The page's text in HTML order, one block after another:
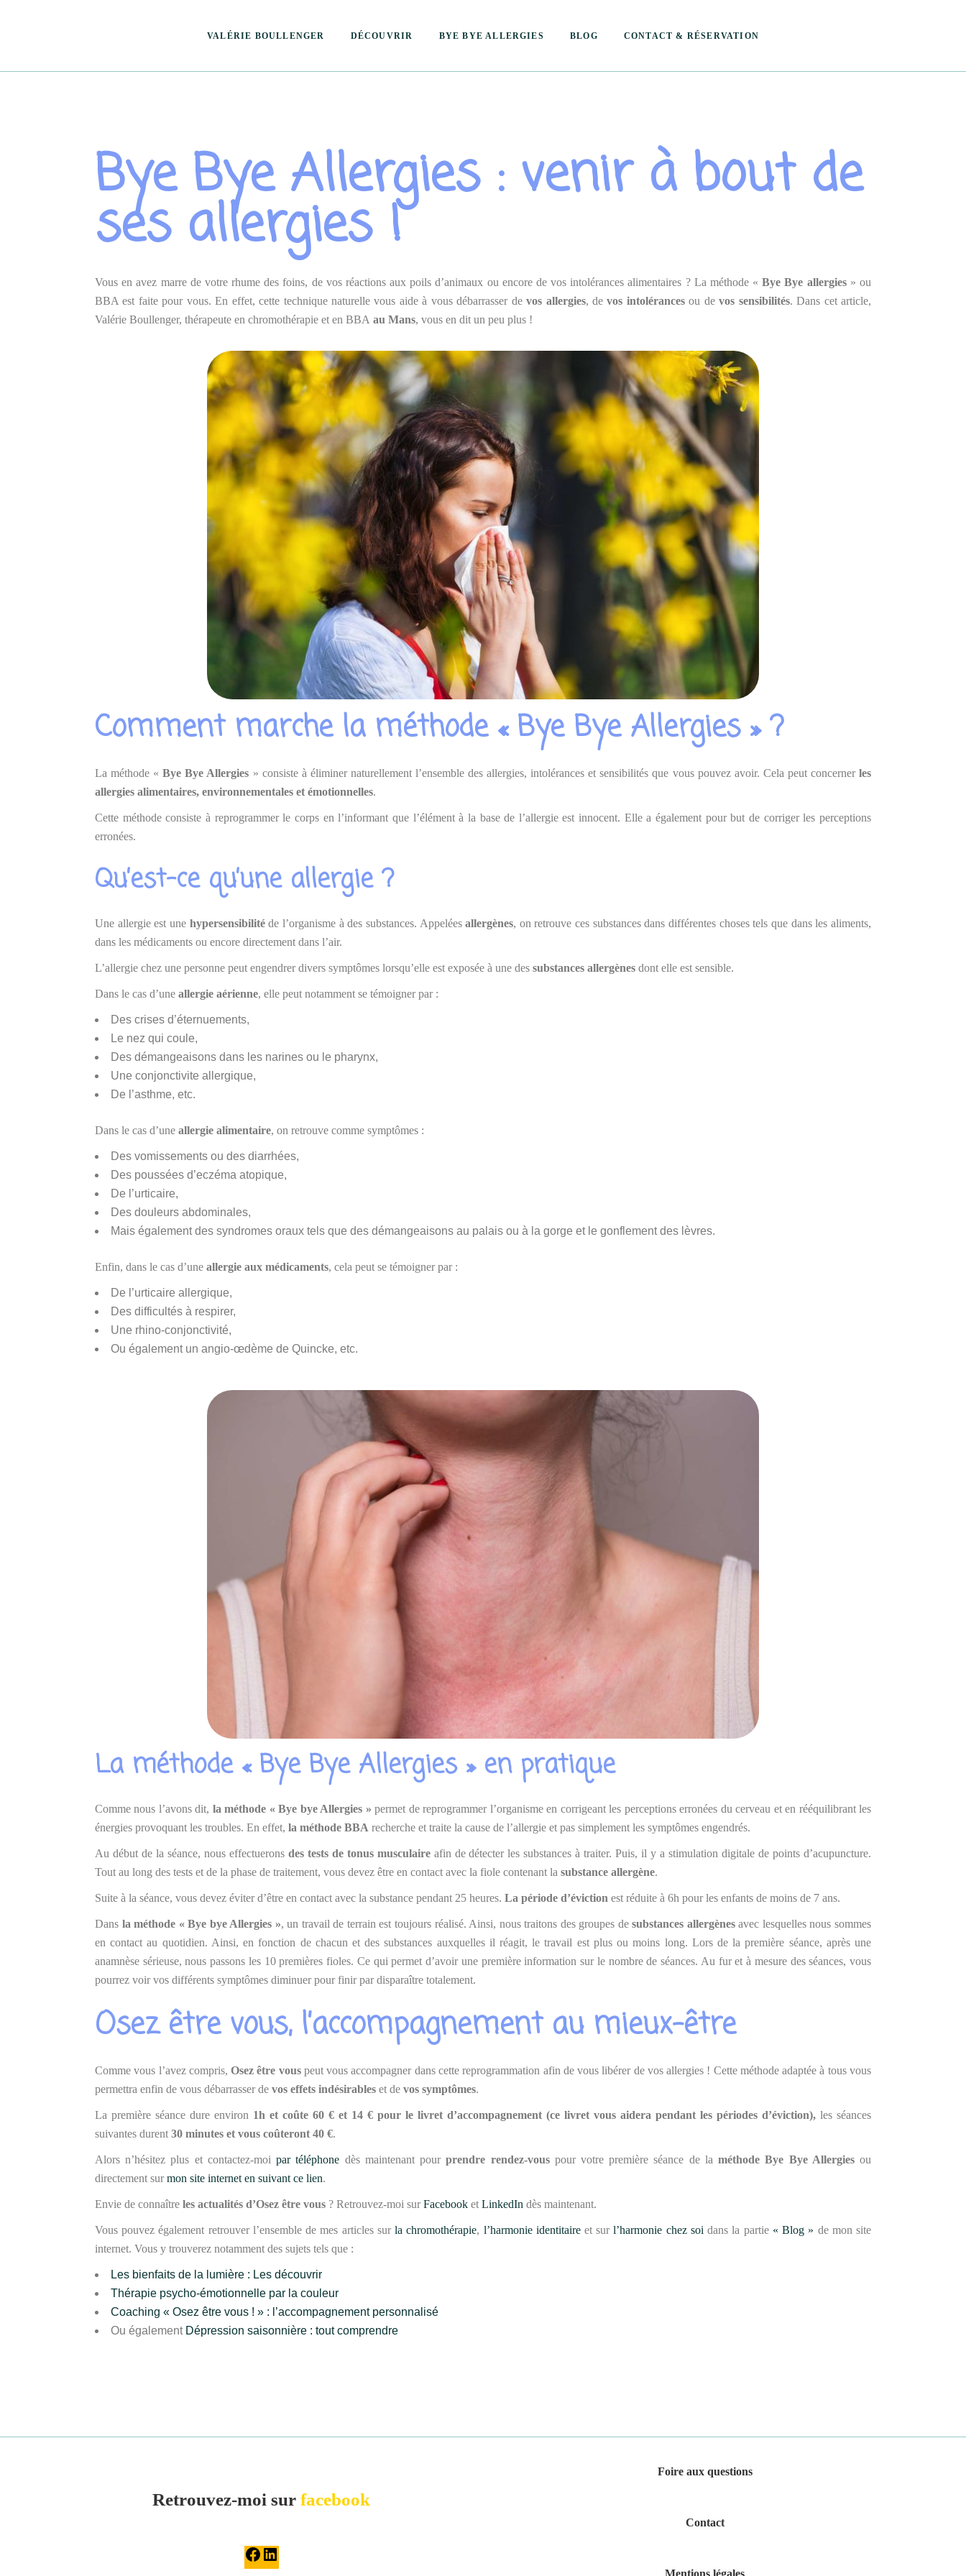
VALÉRIE BOULLENGER DÉCOUVRIR BYE BYE ALLERGIES BLOG CONTACT & RÉSERVATION
Réserver ma séance à Amné
Bye Bye Allergies : venir à bout de
ses allergies !
Vous en avez marre de votre rhume des foins, de vos réactions aux poils d’animaux ou encore de vos intolérances alimentaires ? La méthode «Bye Bye allergies» ou
BBA est faite pour vous. En effet, cette technique naturelle vous aide à vous débarrasser devos allergies, de vos intolérancesou devos sensibilités. Dans cet article,
Valérie Boullenger, thérapeute en chromothérapie et en BBA au Mans, vous en dit un peu plus !
Comment marche la méthode « Bye Bye Allergies » ?
La méthode «Bye Bye Allergies » consiste à éliminer naturellement l’ensemble des allergies, intolérances et sensibilités que vous pouvez avoir. Cela peut concernerles
allergies alimentaires, environnementales et émotionnelles.
Cette méthode consiste à reprogrammer le corps en l’informant que l’élément à la base de l’allergie est innocent. Elle a également pour but de corriger les perceptions
erronées.
Qu’est-ce qu’une allergie ?
Une allergie est une hypersensibilitéde l’organisme à des substances. Appeléesallergènes, on retrouve ces substances dans différentes choses tels que dans les aliments,
dans les médicaments ou encore directement dans l’air.
L’allergie chez une personne peut engendrer divers symptômes lorsqu’elle est exposée à une des substances allergènes dont elle est sensible.
Dans le cas d’une allergie aérienne, elle peut notamment se témoigner par :
Des crises d’éternuements,
Le nez qui coule,
Des démangeaisons dans les narines ou le pharynx,
Une conjonctivite allergique,
De l’asthme, etc.
Dans le cas d’une allergie alimentaire, on retrouve comme symptômes :
Des vomissements ou des diarrhées,
Des poussées d’eczéma atopique,
De l’urticaire,
Des douleurs abdominales,
Mais également des syndromes oraux tels que des démangeaisons au palais ou à la gorge et le gonflement des lèvres.
Enfin, dans le cas d’une allergie aux médicaments, cela peut se témoigner par :
De l’urticaire allergique,
Des difficultés à respirer,
Une rhino-conjonctivité,
Ou également un angio-œdème de Quincke, etc.
La méthode « Bye Bye Allergies » en pratique
Comme nous l’avons dit, la méthode « Bye bye Allergies » permet de reprogrammer l’organisme en corrigeant les perceptions erronées du cerveau et en rééquilibrant les
énergies provoquant les troubles. En effet, la méthode BBA recherche et traite la cause de l’allergie et pas simplement les symptômes engendrés.
Au début de la séance, nous effectuerons des tests de tonus musculaireafin de détecter les substances à traiter. Puis, il y a stimulation digitale de points d’acupuncture.
Tout au long des tests et de la phase de traitement, vous devez être en contact avec la fiole contenant la substance allergène.
Suite à la séance, vous devez éviter d’être en contact avec la substance pendant 25 heures. La période d’éviction est réduite à 6h pour les enfants de moins de 7 ans.
Dans la méthode « Bye bye Allergies », un travail de terrain est toujours réalisé. Ainsi, nous traitons des groupes desubstances allergènesavec lesquelles nous sommes
en contact au quotidien. Ainsi, en fonction de chacun et des substances auxquelles il réagit, le travail est plus ou moins long. Lors de la première séance, après une
anamnèse sérieuse, nous passons les 10 premières fioles. Ce qui permet d’avoir une première information sur le nombre de séances. Au fur et à mesure des séances, vous
pourrez voir vos différents symptômes diminuer pour finir par disparaître totalement.
Osez être vous, l’accompagnement au mieux-être
Comme vous l’avez compris,Osez être vouspeut vous accompagner dans cette reprogrammation afin de vous libérer de vos allergies ! Cette méthode adaptée à tous vous
permettra enfin de vous débarrasser de vos effets indésirables et de vos symptômes.
La première séance dure environ 1h et coûte 60 € et 14 € pour le livret d’accompagnement (ce livret vous aidera pendant les périodes d’éviction), les séances
suivantes durent 30 minutes et vous coûteront 40 €.
Alors n’hésitez plus et contactez-moipar téléphone dès maintenant pourprendre rendez-vouspour votre première séance de laméthode Bye Bye Allergiesou
directement surmon site internet en suivant ce lien.
Envie de connaître les actualités d’Osez être vous ? Retrouvez-moi surFacebook et LinkedIn dès maintenant.
Vous pouvez également retrouver l’ensemble de mes articles surla chromothérapie, l’harmonie identitaireet surl’harmonie chez soi dans la partie « Blog » de mon site
internet. Vous y trouverez notamment des sujets tels que :
Les bienfaits de la lumière : Les découvrir
Thérapie psycho-émotionnelle par la couleur
Coaching « Osez être vous ! » : l’accompagnement personnalisé
Ou également Dépression saisonnière : tout comprendre
Retrouvez-moi sur facebook
Foire aux questions
Contact
Mentions légales